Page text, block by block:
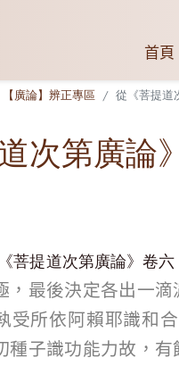
首頁
【廣論】辨正專區 從《菩提道
次第廣論
菩提道次第廣論》卷
，最後決定各出一
受所依阿賴耶識和
種子識功能力故，